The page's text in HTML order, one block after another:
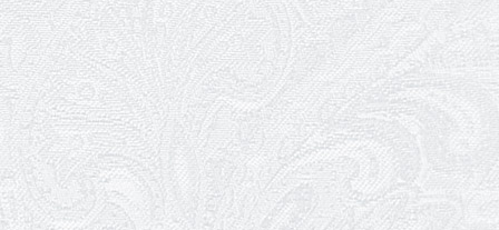
27.03.2026
З Всесвітнім днем театру!
26.03.2026
Божевільна родина — 24 та 26 квітня
25.03.2026
Нам — 79!
17.03.2026